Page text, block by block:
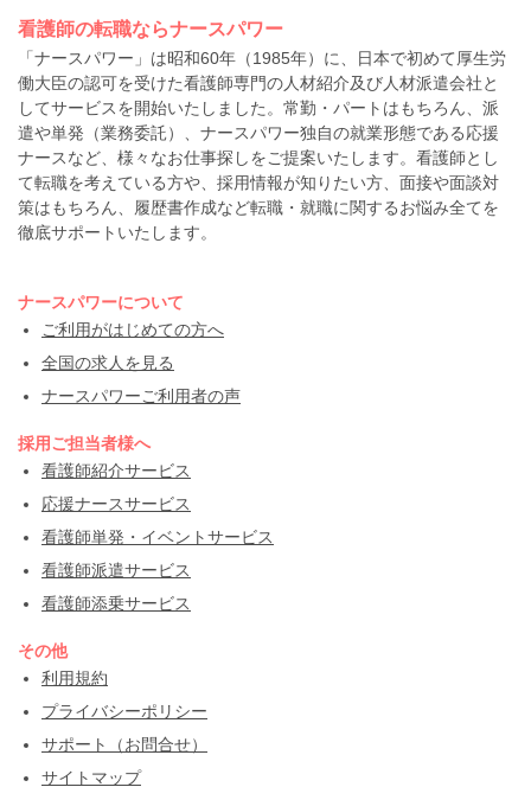
看護師の転職ならナースパワー
「ナースパワー」は昭和60年（1985年）に、日本で初めて厚生労
働大臣の認可を受けた看護師専門の人材紹介及び人材派遣会社と
してサービスを開始いたしました。常勤・パートはもちろん、派
遣や単発（業務委託）、ナースパワー独自の就業形態である応援
ナースなど、様々なお仕事探しをご提案いたします。看護師とし
て転職を考えている方や、採用情報が知りたい方、面接や面談対
策はもちろん、履歴書作成など転職・就職に関するお悩み全てを
徹底サポートいたします。
ナースパワーについて
ご利用がはじめての方へ
全国の求人を見る
ナースパワーご利用者の声
採用ご担当者様へ
看護師紹介サービス
応援ナースサービス
看護師単発・イベントサービス
看護師派遣サービス
看護師添乗サービス
その他
利用規約
プライバシーポリシー
サポート（お問合せ）
サイトマップ